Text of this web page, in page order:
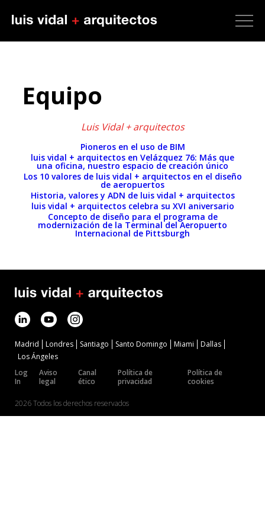
Equipo
Luis Vidal + arquitectos
Pioneros en el uso de BIM
luis vidal + arquitectos en Velázquez 76: Más que
una oficina, nuestro espacio de creación único
Los 10 valores de luis vidal + arquitectos en el diseño
de aeropuertos
Historia, valores y ADN de luis vidal + arquitectos
luis vidal + arquitectos celebra su XVI aniversario
Concepto de diseño para el programa de
modernización de la Terminal del Aeropuerto
Internacional de Pittsburgh
Madrid Londres Santiago Santo Domingo Miami
Dallas
Los Ángeles
Log
In
Aviso
legal
Canal
ético
Política de
privacidad
Política de
cookies
2026 Todos los derechos reservados